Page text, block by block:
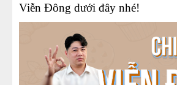
Viễn Đông dưới đây nhé!